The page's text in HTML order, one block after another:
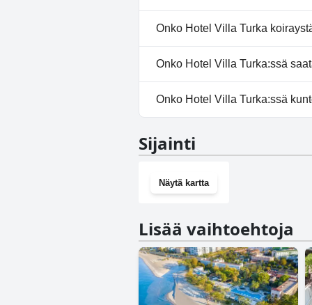
Ei, Hotel Villa Turka ei tarjoa
Onko Hotel Villa Turka
Ei, Hotel Villa Turka ei salli
Onko Hotel Villa Turka:ssä
Kyllä, Hotel Villa Turka
Onko Hotel Villa Turka:ssä
Sijainti
Näytä kartta
Lisää vaihtoehtoja